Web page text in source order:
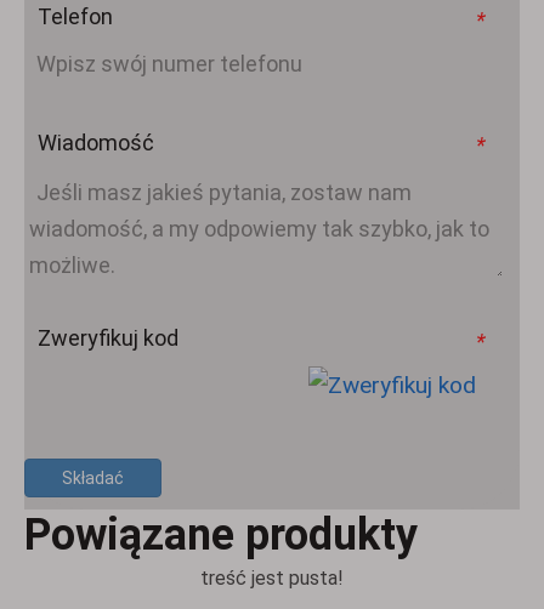
*
Telefon
*
Wiadomość
*
Zweryfikuj kod
Składać
Powiązane produkty
treść jest pusta!